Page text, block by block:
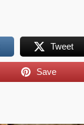
Tweet
Save